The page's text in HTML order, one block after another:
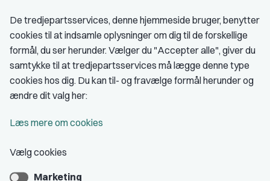
Medlemskab
Fordele som medlem
Kontingent
De tredjepartsservices, denne hjemmeside bruger, benytter
cookies til at indsamle oplysninger om dig til de forskellige
formål, du ser herunder. Vælger du "Accepter alle", giver du
samtykke til at tredjepartsservices må lægge denne type
cookies hos dig. Du kan til- og fravælge formål herunder og
ændre dit valg her:
Læs mere om cookies
Vælg cookies
Marketing